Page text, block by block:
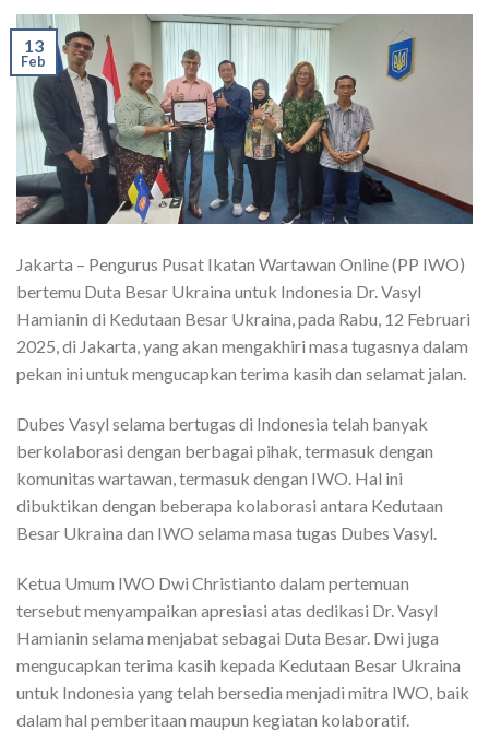
13
Feb
Jakarta – Pengurus Pusat Ikatan Wartawan Online (PP IWO)
bertemu Duta Besar Ukraina untuk Indonesia Dr. Vasyl
Hamianin di Kedutaan Besar Ukraina, pada Rabu, 12 Februari
2025, di Jakarta, yang akan mengakhiri masa tugasnya dalam
pekan ini untuk mengucapkan terima kasih dan selamat jalan.
Dubes Vasyl selama bertugas di Indonesia telah banyak
berkolaborasi dengan berbagai pihak, termasuk dengan
komunitas wartawan, termasuk dengan IWO. Hal ini
dibuktikan dengan beberapa kolaborasi antara Kedutaan
Besar Ukraina dan IWO selama masa tugas Dubes Vasyl.
Ketua Umum IWO Dwi Christianto dalam pertemuan
tersebut menyampaikan apresiasi atas dedikasi Dr. Vasyl
Hamianin selama menjabat sebagai Duta Besar. Dwi juga
mengucapkan terima kasih kepada Kedutaan Besar Ukraina
untuk Indonesia yang telah bersedia menjadi mitra IWO, baik
dalam hal pemberitaan maupun kegiatan kolaboratif.